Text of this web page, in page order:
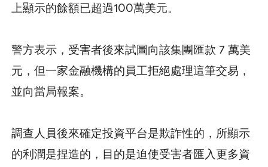
上顯示的餘額已超過100萬美元。
警方表示，受害者後來試圖向該集團匯款 7 萬美
元，但一家金融機構的員工拒絕處理這筆交易，
並向當局報案。
調查人員後來確定投資平台是欺詐性的，所顯示
的利潤是捏造的，目的是迫使受害者匯入更多資